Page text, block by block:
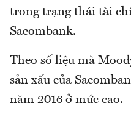
trong trạng thái tài
Sacombank.
Theo số liệu mà
sản xấu của
năm 2016 ở mức cao.